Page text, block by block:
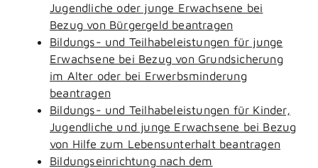
Jugendliche oder junge Erwachsene bei
Bezug von Bürgergeld beantragen
Bildungs- und Teilhabeleistungen für junge
Erwachsene bei Bezug von Grundsicherung
im Alter oder bei Erwerbsminderung
beantragen
Bildungs- und Teilhabeleistungen für Kinder,
Jugendliche und junge Erwachsene bei Bezug
von Hilfe zum Lebensunterhalt beantragen
Bildungseinrichtung nach dem